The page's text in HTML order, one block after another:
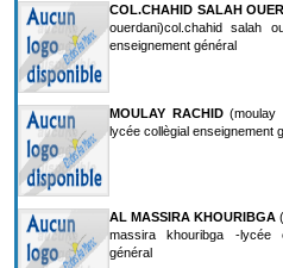
COL.CHAHID SALAH
ouerdani)col.chahid salah
enseignement général
MOULAY RACHID(moulay
lycée collègial enseignement
AL MASSIRA KHOURIBGA
massira khouribga -lycée
général